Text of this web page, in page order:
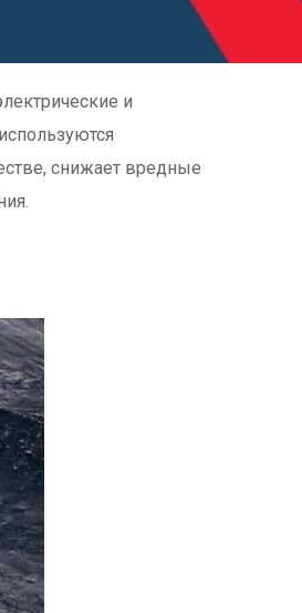
и
снижает вредные